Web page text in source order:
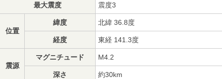
最大震度 震度3
位置
緯度 北緯 36.8度
経度 東経 141.3度
震源
マグニチュード M4.2
深さ 約30km